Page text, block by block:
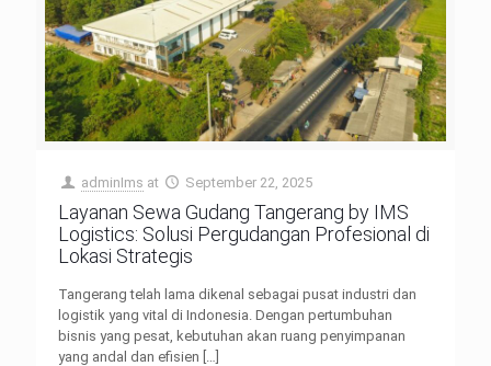
adminIms at September 22, 2025
Layanan Sewa Gudang Tangerang by IMS
Logistics: Solusi Pergudangan Profesional di
Lokasi Strategis
Tangerang telah lama dikenal sebagai pusat industri dan
logistik yang vital di Indonesia. Dengan pertumbuhan
bisnis yang pesat, kebutuhan akan ruang penyimpanan
yang andal dan efisien […]